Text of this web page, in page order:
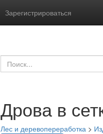
Зарегистрироваться
Дрова в
Лес и деревопереработка >